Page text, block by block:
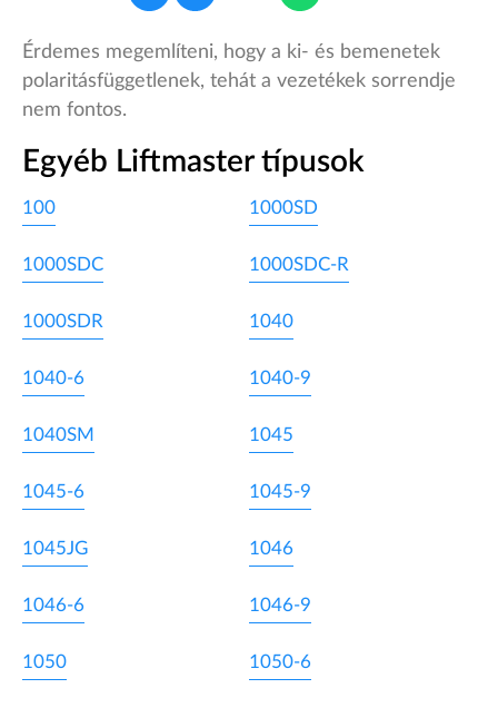
Érdemes megemlíteni, hogy a ki- és bemenetek
polaritásfüggetlenek, tehát a vezetékek sorrendje
nem fontos.
Egyéb Liftmaster típusok
100 1000SD
1000SDC 1000SDC-R
1000SDR 1040
1040-6 1040-9
1040SM 1045
1045-6 1045-9
1045JG 1046
1046-6 1046-9
1050 1050-6